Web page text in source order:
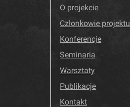
O projekcie
Członkowie projektu
Konferencje
Seminaria
Warsztaty
Publikacje
Kontakt